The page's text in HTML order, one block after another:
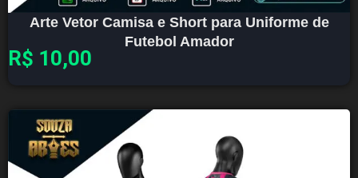
Arte Vetor Camisa e Short para Uniforme de
Futebol Amador
R$ 10,00